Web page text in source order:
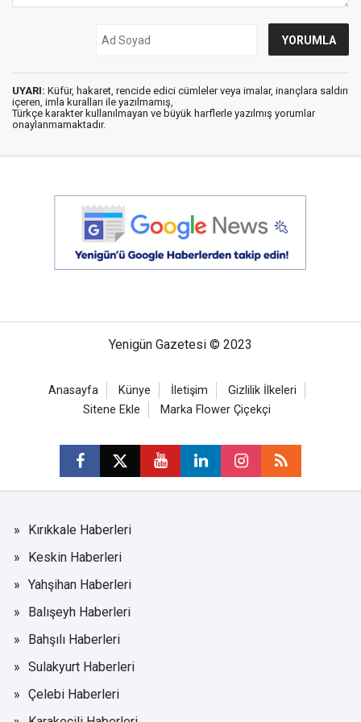
UYARI: Küfür, hakaret, rencide edici cümleler veya imalar, inançlara saldırı
içeren, imla kuralları ile yazılmamış,
Türkçe karakter kullanılmayan ve büyük harflerle yazılmış yorumlar
onaylanmamaktadır.
Yenigün Gazetesi © 2023
Anasayfa Künye İletişim
Gizlilik İlkeleri
Sitene Ekle
Marka Flower Çiçekçi
Kırıkkale Haberleri
Keskin Haberleri
Yahşihan Haberleri
Balışeyh Haberleri
Bahşılı Haberleri
Sulakyurt Haberleri
Çelebi Haberleri